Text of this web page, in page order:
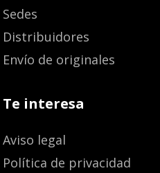
Sedes
Distribuidores
Envío de originales
Te interesa
Aviso legal
Política de privacidad